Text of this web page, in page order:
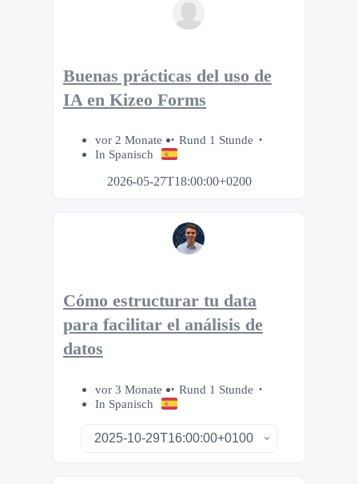
Buenas prácticas del uso de
IA en Kizeo Forms
vor 2 Monate
Rund 1 Stunde
In Spanisch
2026-05-27T18:00:00+0200
Cómo estructurar tu data
para facilitar el análisis de
datos
vor 3 Monate
Rund 1 Stunde
In Spanisch